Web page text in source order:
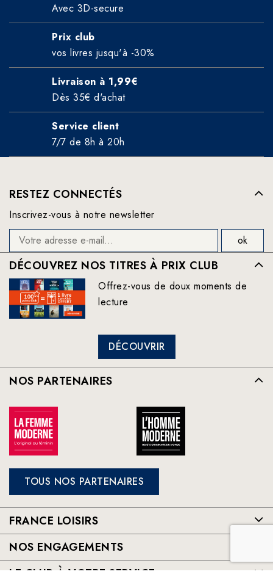
Avec 3D-secure
Prix club
vos livres jusqu'à -30%
Livraison à 1,99€
Dès 35€ d'achat
Service client
7/7 de 8h à 20h
RESTEZ CONNECTÉS
Inscrivez-vous à notre newsletter
DÉCOUVREZ NOS TITRES À PRIX CLUB
Offrez-vous de doux moments de
lecture
DÉCOUVRIR
NOS PARTENAIRES
TOUS NOS PARTENAIRES
FRANCE LOISIRS
NOS ENGAGEMENTS
LE CLUB À VOTRE SERVICE